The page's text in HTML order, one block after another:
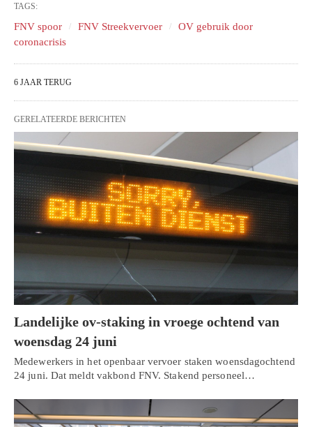
TAGS:
FNV spoor FNV Streekvervoer
OV gebruik door
coronacrisis
6 JAAR TERUG
GERELATEERDE BERICHTEN
Landelijke ov-staking in vroege ochtend van
woensdag 24 juni
Medewerkers in het openbaar vervoer staken woensdagochtend
24 juni. Dat meldt vakbond FNV. Stakend personeel…